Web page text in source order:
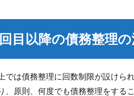
目以降の債務整理の
では債務整理に回数制限が設けられ
、原則、何度でも債務整理をする